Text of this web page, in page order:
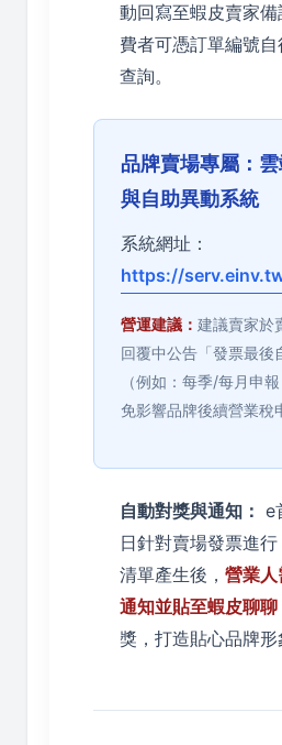
動回寫至蝦皮賣家
費者可憑訂單編號
查詢。
品牌賣場專屬：
與自助異動系統
系統網址：
https://
營運建議： 建議賣家於
回覆中公告「發票最後
（例如：每季/每月申
免影響品牌後續營業稅
自動對獎與通知： e
日針對賣場發票進行
清單產生後， 營業
通知並貼至蝦皮聊聊
獎，打造貼心品牌形